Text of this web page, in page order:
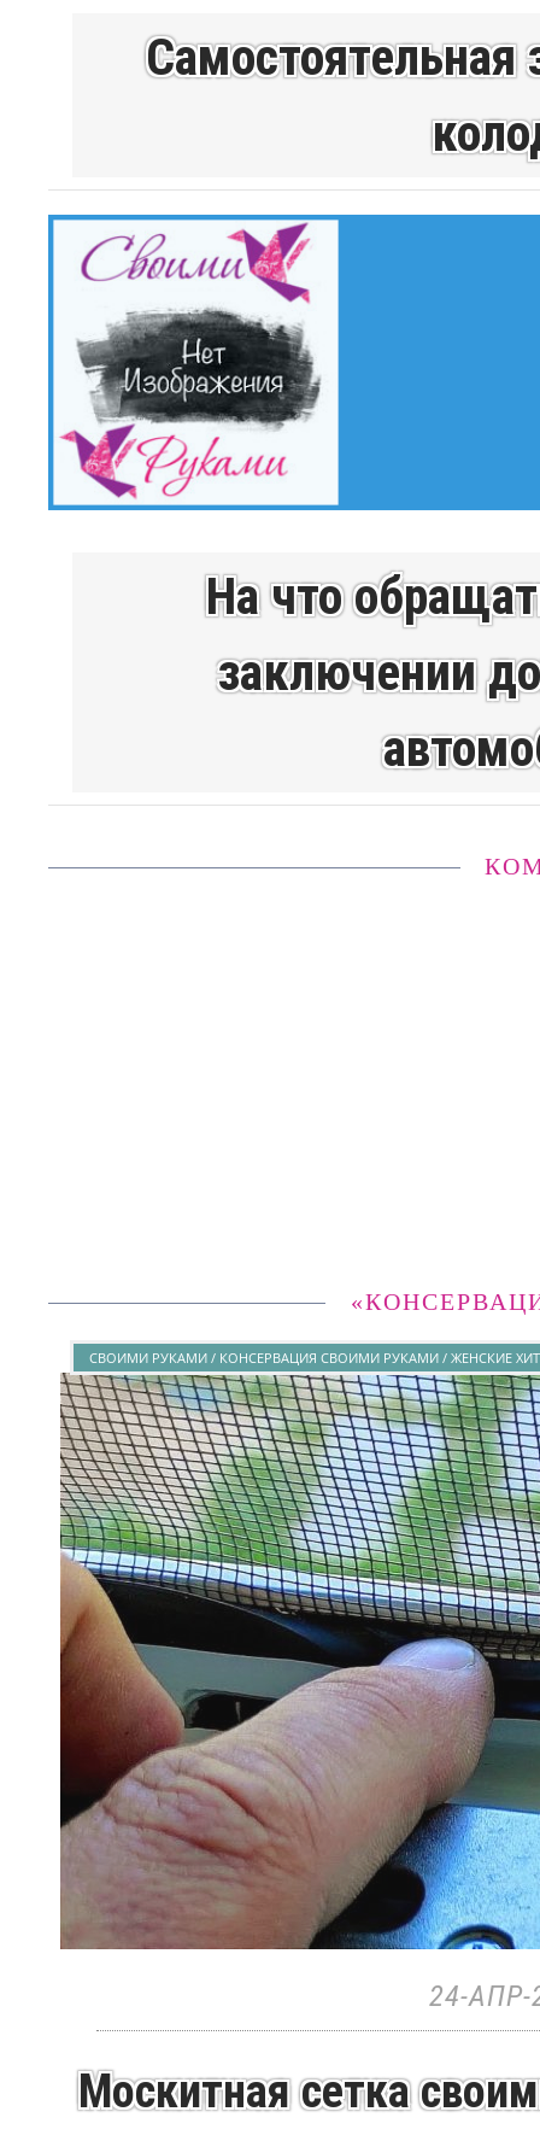
На что
заключении
СВОИМИ РУКАМИ / КОНСЕРВАЦИЯ СВОИМИ РУКАМИ / ЖЕНСКИЕ
24-АПР-
Москитная сетка